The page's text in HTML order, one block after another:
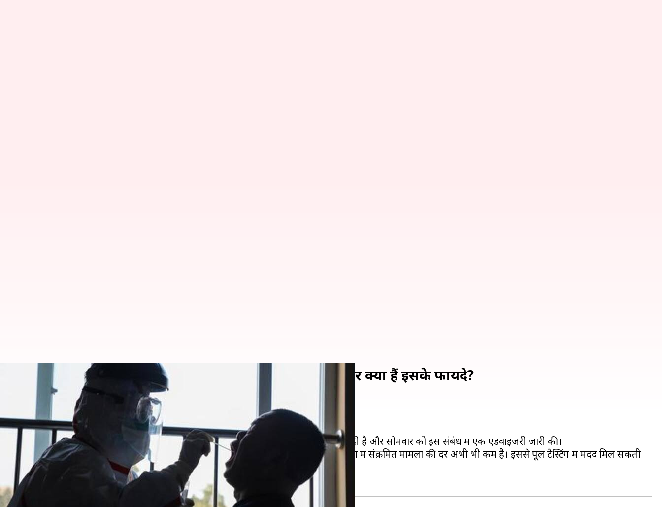
कोरोना वायरस: क्या है पूल टेस्टिंग जिसकी ICMR ने दी मंजूरी और क्या हैं इसके फायदे?
Apr 14, 2020
क्या है खबर?
भारतीय चिकित्सा अनुसंधान परिषद (ICMR) ने देश में कोरोना वायरस की पूल टेस्टिंग को मंजूरी दे दी है और सोमवार को इस संबंध में एक एडवाइजरी जारी की।
एडवाइजरी के अनुसार, "लैबों द्वारा किए जा रहे टेस्ट की संख्या बढ़ाना बेहद महत्वपूर्ण है। कुल मामलों में संक्रमित मामलों की दर अभी भी कम है। इससे पूल टेस्टिंग में मदद मिल सकती
है।"